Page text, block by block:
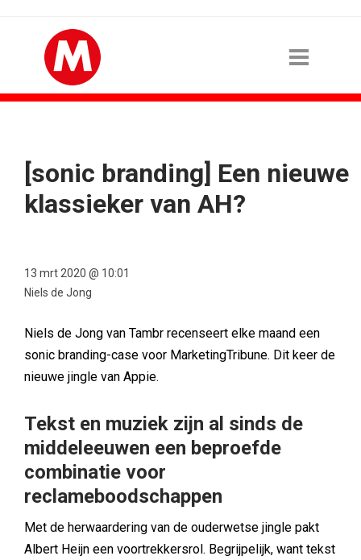
[sonic branding] Een nieuwe
klassieker van AH?
13 mrt 2020 @ 10:01
Niels de Jong
Niels de Jong van Tambr recenseert elke maand een
sonic branding-case voor MarketingTribune. Dit keer de
nieuwe jingle van Appie.
Tekst en muziek zijn al sinds de
middeleeuwen een beproefde
combinatie voor
reclameboodschappen
Met de herwaardering van de ouderwetse jingle pakt
Albert Heijn een voortrekkersrol. Begrijpelijk, want tekst